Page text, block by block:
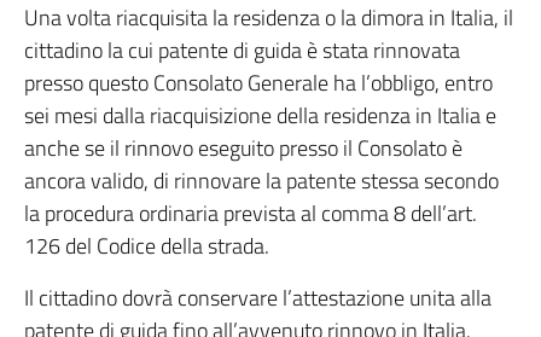
Una volta riacquisita la residenza o la dimora in Italia, il
cittadino la cui patente di guida è stata rinnovata
presso questo Consolato Generale ha l’obbligo, entro
sei mesi dalla riacquisizione della residenza in Italia e
anche se il rinnovo eseguito presso il Consolato è
ancora valido, di rinnovare la patente stessa secondo
la procedura ordinaria prevista al comma 8 dell’art.
126 del Codice della strada.
Il cittadino dovrà conservare l’attestazione unita alla
patente di guida fino all’avvenuto rinnovo in Italia.